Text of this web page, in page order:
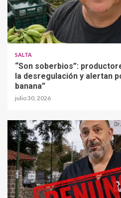
SALTA
“Son soberbios”:
la desregulación y alertan
banana”
julio 30, 2026